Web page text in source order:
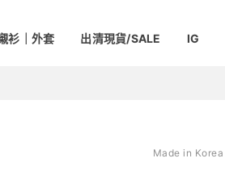
衫｜外套 出清現貨/SALE IG
Made in Korea